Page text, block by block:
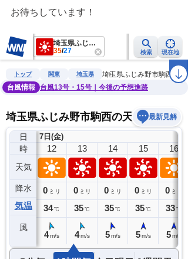
お待ちしています！